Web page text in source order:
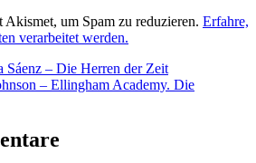
Akismet, um Spam zu reduzieren. Erfahre,
verarbeitet werden.
Sáenz – Die Herren der Zeit
– Ellingham Academy. Die